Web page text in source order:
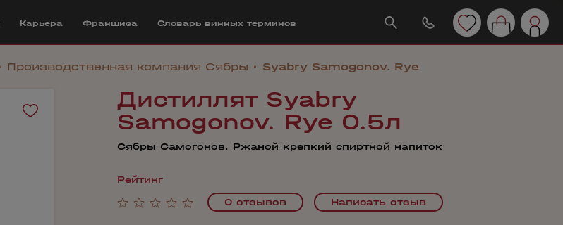
Карьера Франшиза Cловарь винных терминов
Производственная компания Сябры Syabry Samogonov. Rye
Дистиллят Syabry
Samogonov. Rye 0.5л
Сябры Самогонов. Ржаной крепкий спиртной напиток
Рейтинг
0 отзывов
Написать отзыв